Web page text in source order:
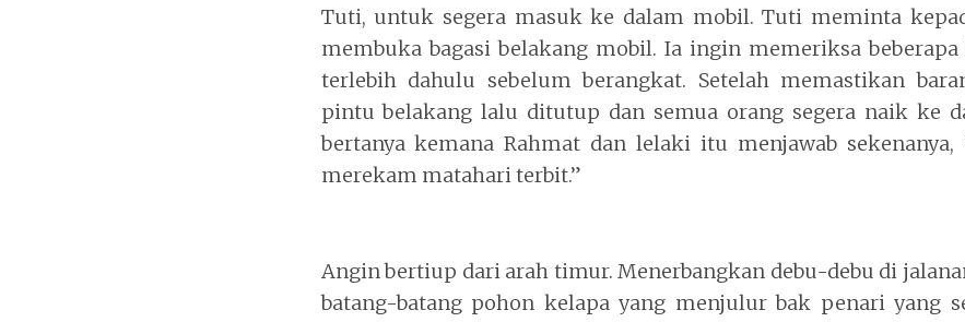
Tuti, untuk segera masuk ke dalam mobil. Tuti meminta
membuka bagasi belakang mobil. Ia ingin memeriksa beberapa
terlebih dahulu sebelum berangkat. Setelah memastikan
pintu belakang lalu ditutup dan semua orang segera naik ke
bertanya kemana Rahmat dan lelaki itu menjawab
merekam matahari terbit.”
Angin bertiup dari arah timur. Menerbangkan debu-debu di
batang-batang pohon kelapa yang menjulur bak penari yang